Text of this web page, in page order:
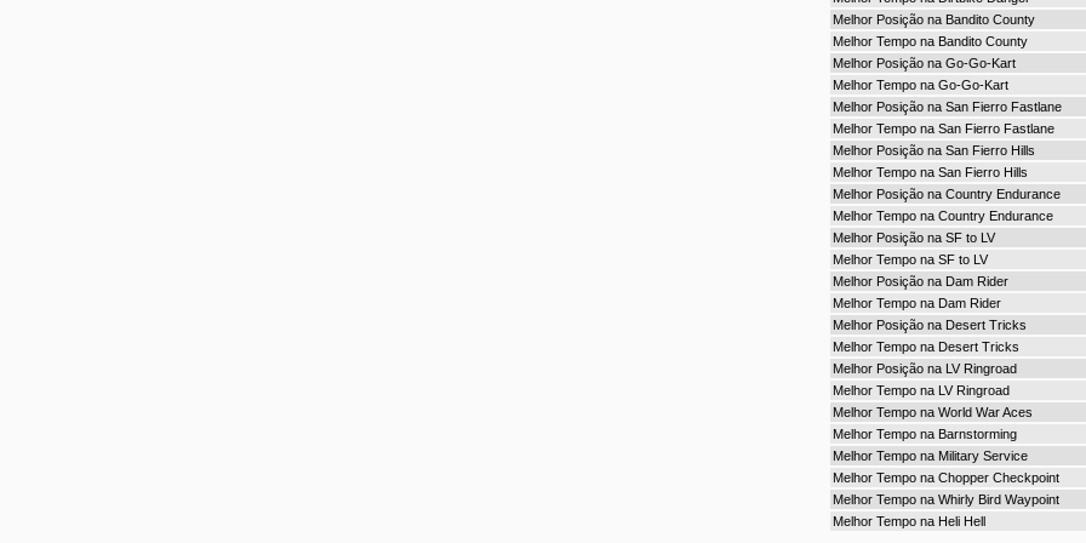
Melhor Posição na Bandito County
Melhor Tempo na Bandito County
Melhor Posição na Go-Go-Kart
Melhor Tempo na Go-Go-Kart
Melhor Posição na San Fierro Fastlane
Melhor Tempo na San Fierro Fastlane
Melhor Posição na San Fierro Hills
Melhor Tempo na San Fierro Hills
Melhor Posição na Country Endurance
Melhor Tempo na Country Endurance
Melhor Posição na SF to LV
Melhor Tempo na SF to LV
Melhor Posição na Dam Rider
Melhor Tempo na Dam Rider
Melhor Posição na Desert Tricks
Melhor Tempo na Desert Tricks
Melhor Posição na LV Ringroad
Melhor Tempo na LV Ringroad
Melhor Tempo na World War Aces
Melhor Tempo na Barnstorming
Melhor Tempo na Military Service
Melhor Tempo na Chopper Checkpoint
Melhor Tempo na Whirly Bird Waypoint
Melhor Tempo na Heli Hell